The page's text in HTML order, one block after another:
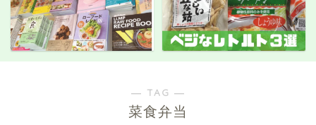
― TAG ―
菜食弁当